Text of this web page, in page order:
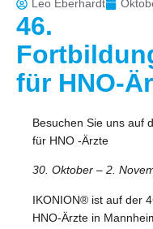
Leo Eberhardt
46.
für HNO-
Besuchen Sie uns auf
für HNO -Ärzte
30. Oktober – 2.
IKONION® ist auf der
HNO-Ärzte in